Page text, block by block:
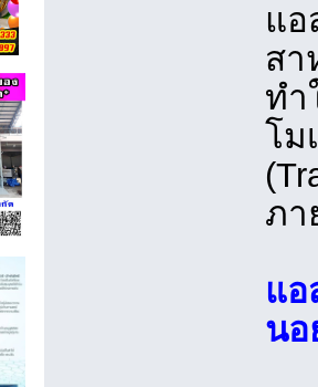
แ
สา
ทำ
โม
ภา
แอ
นอ